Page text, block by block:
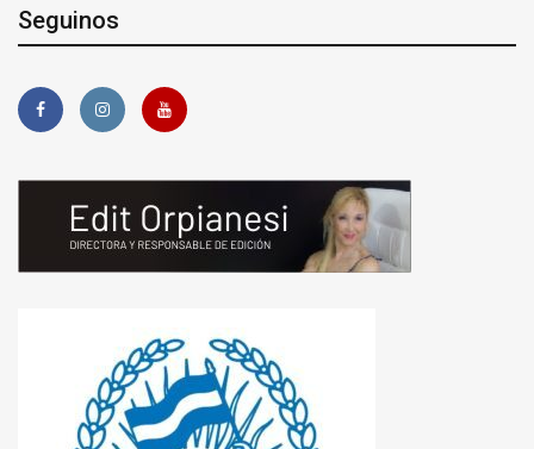
Seguinos